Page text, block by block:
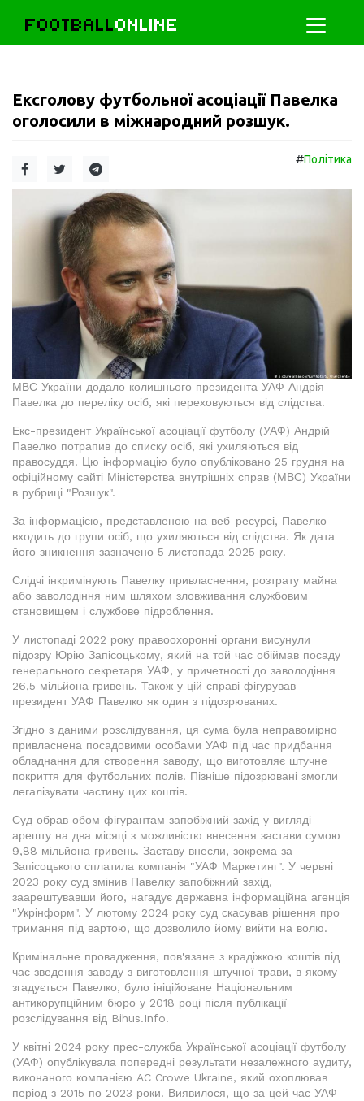
FOOTBALLONLINE
Ексголову футбольної асоціації Павелка
оголосили в міжнародний розшук.
#Політика
МВС України додало колишнього президента УАФ Андрія
Павелка до переліку осіб, які переховуються від слідства.
Екс-президент Української асоціації футболу (УАФ) Андрій
Павелко потрапив до списку осіб, які ухиляються від
правосуддя. Цю інформацію було опубліковано 25 грудня на
офіційному сайті Міністерства внутрішніх справ (МВС) України
в рубриці "Розшук".
За інформацією, представленою на веб-ресурсі, Павелко
входить до групи осіб, що ухиляються від слідства. Як дата
його зникнення зазначено 5 листопада 2025 року.
Слідчі інкримінують Павелку привласнення, розтрату майна
або заволодіння ним шляхом зловживання службовим
становищем і службове підроблення.
У листопаді 2022 року правоохоронні органи висунули
підозру Юрію Запісоцькому, який на той час обіймав посаду
генерального секретаря УАФ, у причетності до заволодіння
26,5 мільйона гривень. Також у цій справі фігурував
президент УАФ Павелко як один з підозрюваних.
Згідно з даними розслідування, ця сума була неправомірно
привласнена посадовими особами УАФ під час придбання
обладнання для створення заводу, що виготовляє штучне
покриття для футбольних полів. Пізніше підозрювані змогли
легалізувати частину цих коштів.
Суд обрав обом фігурантам запобіжний захід у вигляді
арешту на два місяці з можливістю внесення застави сумою
9,88 мільйона гривень. Заставу внесли, зокрема за
Запісоцького сплатила компанія "УАФ Маркетинг". У червні
2023 року суд змінив Павелку запобіжний захід,
заарештувавши його, нагадує державна інформаційна агенція
"Укрінформ". У лютому 2024 року суд скасував рішення про
тримання під вартою, що дозволило йому вийти на волю.
Кримінальне провадження, пов'язане з крадіжкою коштів під
час зведення заводу з виготовлення штучної трави, в якому
згадується Павелко, було ініційоване Національним
антикорупційним бюро у 2018 році після публікації
розслідування від Bihus.Info.
У квітні 2024 року прес-служба Української асоціації футболу
(УАФ) опублікувала попередні результати незалежного аудиту,
виконаного компанією AC Crowe Ukraine, який охоплював
період з 2015 по 2023 роки. Виявилося, що за цей час УАФ